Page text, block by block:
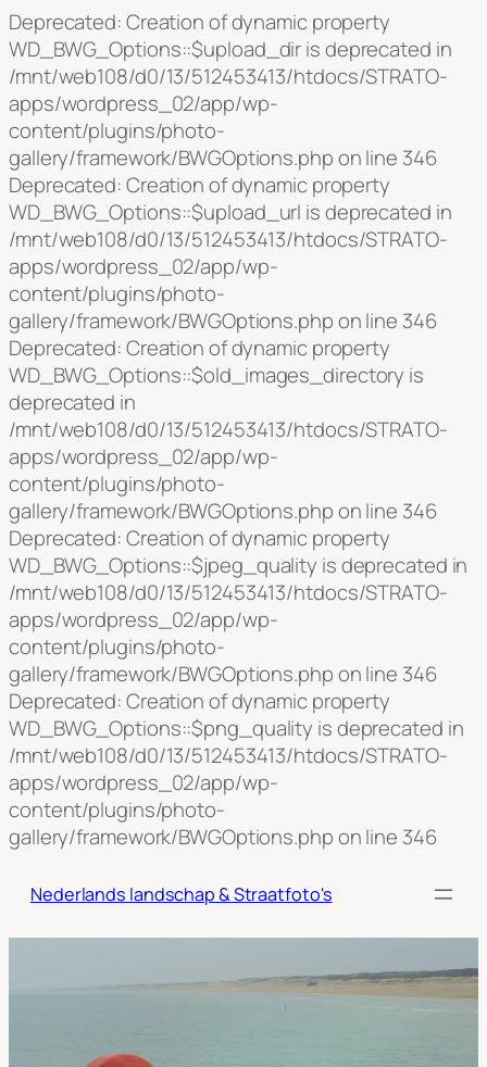
Deprecated: Creation of dynamic property
WD_BWG_Options::$upload_dir is deprecated in
/mnt/web108/d0/13/512453413/htdocs/STRATO-
apps/wordpress_02/app/wp-
content/plugins/photo-
gallery/framework/BWGOptions.php on line 346
Deprecated: Creation of dynamic property
WD_BWG_Options::$upload_url is deprecated in
/mnt/web108/d0/13/512453413/htdocs/STRATO-
apps/wordpress_02/app/wp-
content/plugins/photo-
gallery/framework/BWGOptions.php on line 346
Deprecated: Creation of dynamic property
WD_BWG_Options::$old_images_directory is
deprecated in
/mnt/web108/d0/13/512453413/htdocs/STRATO-
apps/wordpress_02/app/wp-
content/plugins/photo-
gallery/framework/BWGOptions.php on line 346
Deprecated: Creation of dynamic property
WD_BWG_Options::$jpeg_quality is deprecated in
/mnt/web108/d0/13/512453413/htdocs/STRATO-
apps/wordpress_02/app/wp-
content/plugins/photo-
gallery/framework/BWGOptions.php on line 346
Deprecated: Creation of dynamic property
WD_BWG_Options::$png_quality is deprecated in
/mnt/web108/d0/13/512453413/htdocs/STRATO-
apps/wordpress_02/app/wp-
content/plugins/photo-
gallery/framework/BWGOptions.php on line 346Ga
de
Nederlands landschap & Straatfoto's